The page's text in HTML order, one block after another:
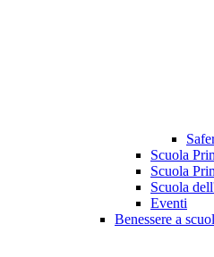
Scuola
Scuola
Scuola
Eventi
Benessere a